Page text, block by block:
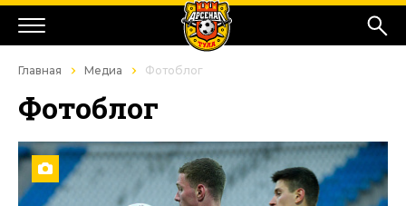
Главная Медиа Фотоблог
Фотоблог